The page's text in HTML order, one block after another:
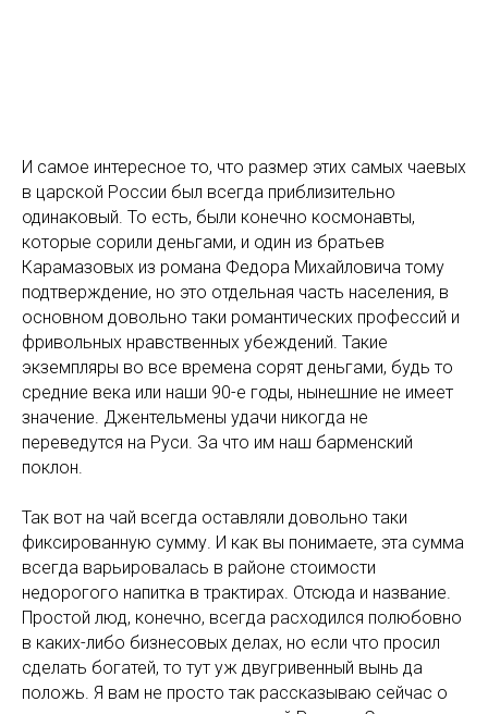
И самое интересное то, что размер этих самых чаевых
в царской России был всегда приблизительно
одинаковый. То есть, были конечно космонавты,
которые сорили деньгами, и один из братьев
Карамазовых из романа Федора Михайловича тому
подтверждение, но это отдельная часть населения, в
основном довольно таки романтических профессий и
фривольных нравственных убеждений. Такие
экземпляры во все времена сорят деньгами, будь то
средние века или наши 90-е годы, нынешние не имеет
значение. Джентельмены удачи никогда не
переведутся на Руси. За что им наш барменский
поклон.
Так вот на чай всегда оставляли довольно таки
фиксированную сумму. И как вы понимаете, эта сумма
всегда варьировалась в районе стоимости
недорогого напитка в трактирах. Отсюда и название.
Простой люд, конечно, всегда расходился полюбовно
в каких-либо бизнесовых делах, но если что просил
сделать богатей, то тут уж двугривенный вынь да
положь. Я вам не просто так рассказываю сейчас о